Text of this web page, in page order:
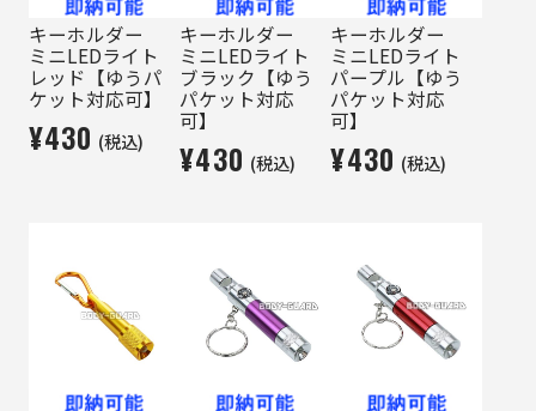
キーホルダー
ミニLEDライト
レッド【ゆうパ
ケット対応可】
¥430 (税込)
キーホルダー
ミニLEDライト
ブラック【ゆう
パケット対応
可】
¥430 (税込)
キーホルダー
ミニLEDライト
パープル【ゆう
パケット対応
可】
¥430 (税込)